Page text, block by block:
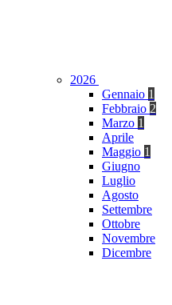
2026
Gennaio 1
Febbraio 2
Marzo 1
Aprile
Maggio 1
Giugno
Luglio
Agosto
Settembre
Ottobre
Novembre
Dicembre